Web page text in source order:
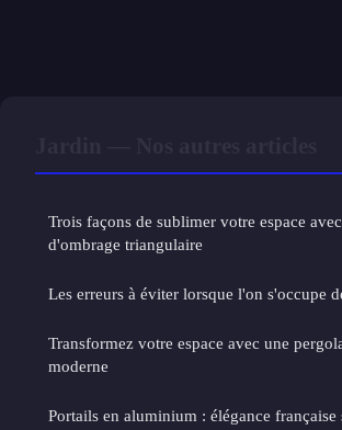
Trois façons de sublimer votre espace
d'ombrage triangulaire
Les erreurs à éviter lorsque l'on s'occupe
Transformez votre espace avec une
moderne
Portails en aluminium : élégance française